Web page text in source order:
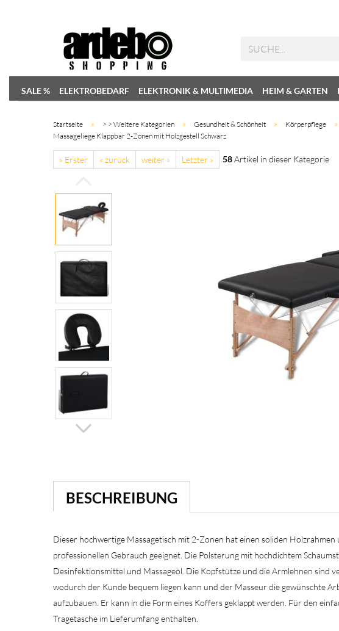
SALE % ELEKTROBEDARF ELEKTRONIK & MULTIMEDIA HEIM & GARTEN
Startseite » > > Weitere Kategorien » Gesundheit & Schönheit » Körperpflege »
Massageliege Klappbar 2-Zonen mit Holzgestell Schwarz
« Erster « zurück weiter » Letzter » 58Artikel in dieser Kategorie
BESCHREIBUNG
Dieser hochwertige Massagetisch mit 2-Zonen hat einen soliden
professionellen Gebrauch geeignet. Die Polsterung mit hochdichtem
Desinfektionsmittel und Massageöl. Die Kopfstütze und die Armlehnen sind
wodurch der Kunde bequem liegen kann und der Masseur die gewünschte
aufzubauen. Er kann in die Form eines Koffers geklappt werden. Für den
Tragetasche im Lieferumfang enthalten.